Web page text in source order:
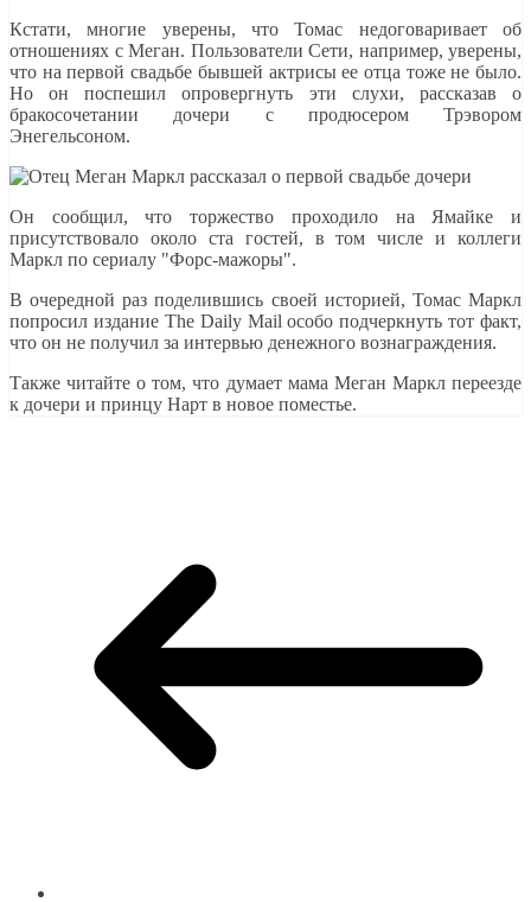
Кстати, многие уверены, что Томас недоговаривает об
отношениях с Меган. Пользователи Сети, например, уверены,
что на первой свадьбе бывшей актрисы ее отца тоже не было.
Но он поспешил опровергнуть эти слухи, рассказав о
бракосочетании дочери с продюсером Трэвором
Энегельсоном.
Он сообщил, что торжество проходило на Ямайке и
присутствовало около ста гостей, в том числе и коллеги
Маркл по сериалу "Форс-мажоры".
В очередной раз поделившись своей историей, Томас Маркл
попросил издание The Daily Mail особо подчеркнуть тот факт,
что он не получил за интервью денежного вознаграждения.
Также читайте о том, что думает мама Меган Маркл переезде
к дочери и принцу Нарт в новое поместье.